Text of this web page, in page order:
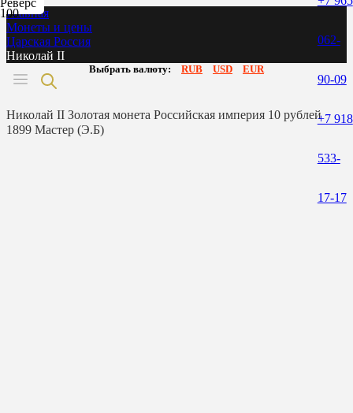
062-
90-09
+7 918
533-
17-17
Главная
Монеты и цены
Царская Россия
Николай II
Выбрать валюту: RUB USD EUR
Николай II Золотая монета Российская империя 10 рублей
1899 Мастер (Э.Б)
Реверс